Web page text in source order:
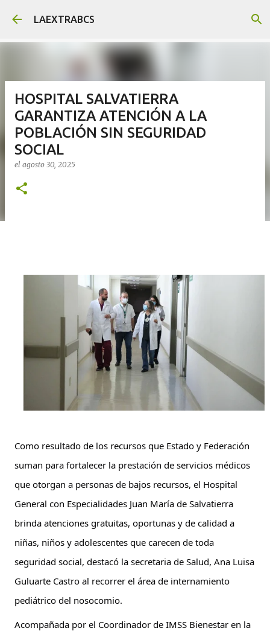
Ir al contenido principal
LAEXTRABCS
HOSPITAL SALVATIERRA
GARANTIZA ATENCIÓN A LA
POBLACIÓN SIN SEGURIDAD
SOCIAL
el agosto 30, 2025
Como resultado de los recursos que Estado y Federación
suman para fortalecer la prestación de servicios médicos
que otorgan a personas de bajos recursos, el Hospital
General con Especialidades Juan María de Salvatierra
brinda atenciones gratuitas, oportunas y de calidad a
niñas, niños y adolescentes que carecen de toda
seguridad social, destacó la secretaria de Salud, Ana Luisa
Guluarte Castro al recorrer el área de internamiento
pediátrico del nosocomio.
Acompañada por el Coordinador de IMSS Bienestar en la